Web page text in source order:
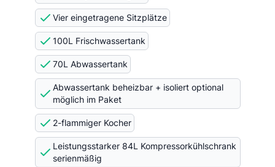
Vier eingetragene Sitzplätze
100L Frischwassertank
70L Abwassertank
Abwassertank beheizbar + isoliert optional
möglich im Paket
2-flammiger Kocher
Leistungsstarker 84L Kompressorkühlschrank
serienmäßig